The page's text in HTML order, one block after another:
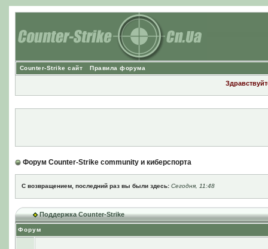
Counter-Strike сайт Правила форума
Форум Counter-Strike community и киберспорта
С возвращением, последний раз вы были здесь: Сегодня, 11:48
Поддержка Counter-Strike
Форум